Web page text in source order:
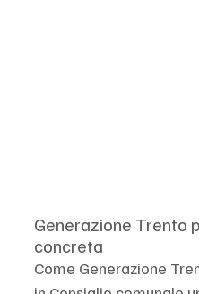
Generazione Trento
concreta
Come Generazione